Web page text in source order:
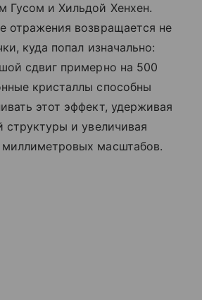
Гусом и Хильдой Хенхен.
отражения возвращается не
куда попал изначально:
сдвиг примерно на 500
кристаллы способны
этот эффект, удерживая
структуры и увеличивая
масштабов.